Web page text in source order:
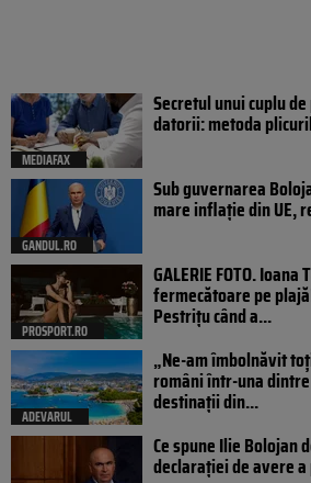
MEDIAFAX
Secretul unui cuplu
datorii: metoda
GANDUL.RO
Sub guvernarea
mare inflație din UE,
PROSPORT.RO
GALERIE FOTO.
fermecătoare pe
Pestrițu când a...
ADEVARUL
„Ne-am îmbolnăvit
români într-una
destinații din...
Ce spune Ilie Bolojan
declarației de avere